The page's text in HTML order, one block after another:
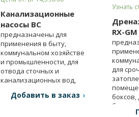
Канализационные
насосы BC
предназначены для
применения в быту,
коммунальном хозяйстве
и промышленности, для
отвода сточных и
канализационных вод,
Добавить в заказ
Узнать
RX-GM
для
боксов,